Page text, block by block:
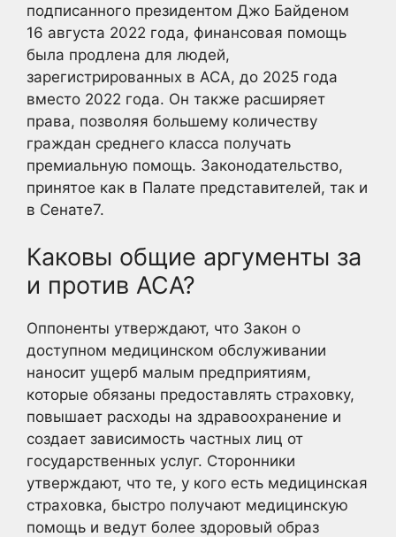
подписанного президентом Джо Байденом
16 августа 2022 года, финансовая помощь
была продлена для людей,
зарегистрированных в ACA, до 2025 года
вместо 2022 года. Он также расширяет
права, позволяя большему количеству
граждан среднего класса получать
премиальную помощь. Законодательство,
принятое как в Палате представителей, так и
в Сенате7.
Каковы общие аргументы за
и против ACA?
Оппоненты утверждают, что Закон о
доступном медицинском обслуживании
наносит ущерб малым предприятиям,
которые обязаны предоставлять страховку,
повышает расходы на здравоохранение и
создает зависимость частных лиц от
государственных услуг. Сторонники
утверждают, что те, у кого есть медицинская
страховка, быстро получают медицинскую
помощь и ведут более здоровый образ